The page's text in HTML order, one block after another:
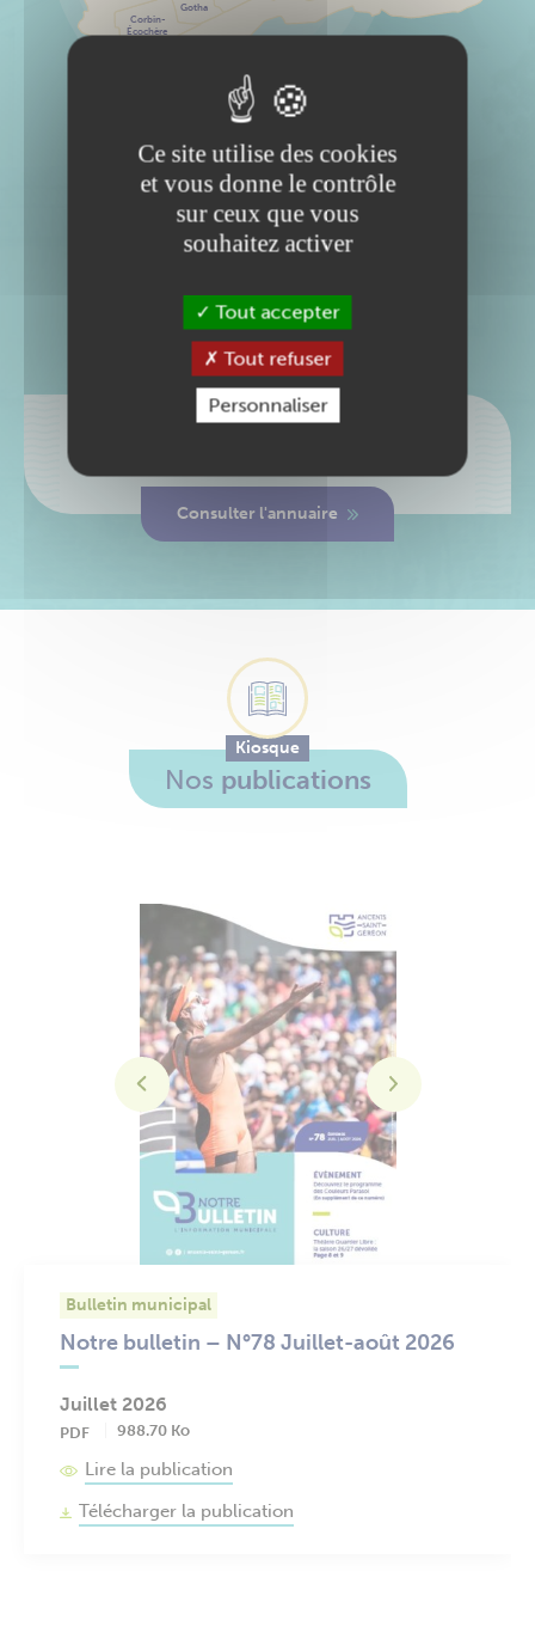
Gotha
Corbin-
Écochère
Accéder à la carte interactive
Associations / services
Lesannuaires
Consulter l'annuaire
Kiosque
Nos publications
Bulletin municipal
Notre bulletin – N°78 Juillet-août 2026
Juillet 2026
PDF 988.70 Ko
Lire la publication
Télécharger la publication
Juin 2026
Juin 2026
PDF 3.13 Mo
Lire la publication
Télécharger la publication
Ce site utilise des cookies
et vous donne le contrôle
sur ceux que vous
souhaitez activer
Tout accepter
Tout refuser
Personnaliser